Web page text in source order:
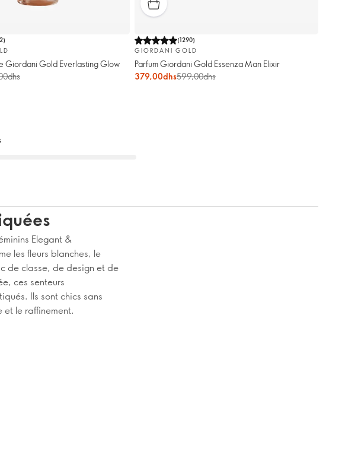
)
Giordani Gold Everlasting Glow
(1290)
GIORDANI GOLD
Parfum Giordani Gold Essenza Man Elixir
379,00dhs599,00dhs
Elegant &
les fleurs blanches, le
de classe, de design et de
ces senteurs
Ils sont chics sans
et le raffinement.